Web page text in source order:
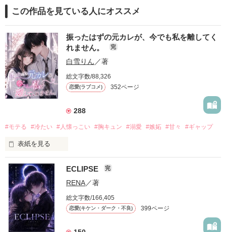
この作品を見ている人にオススメ
振ったはずの元カレが、今でも私を離してく
れません。
完
白雪りん ／著
総文字数/88,326
恋愛(ラブコメ) 352ページ
288
#モテる #冷たい #人懐っこい #胸キュン #溺愛 #嫉妬 #甘々 #ギャップ
表紙を見る
「好きだったから、別れを選んだ。」
モテる人を好きになるのが怖かった。
だから私は、中学時代に大好きだった彼を自分から振った。
もう会うことはないと思っていたのに、
高校生になって再会した彼は、隣の学校で”王子様”と呼ばれる
ECLIPSE 完
RENA／著
総文字数/166,405
恋愛(キケン・ダーク・不良) 399ページ